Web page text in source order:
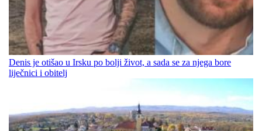
Denis je otišao u Irsku po bolji život, a sada se za njega bore
liječnici i obitelj